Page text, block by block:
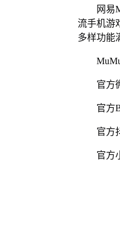
网易
流手机游
多样功能
官方
官方
官方
官方